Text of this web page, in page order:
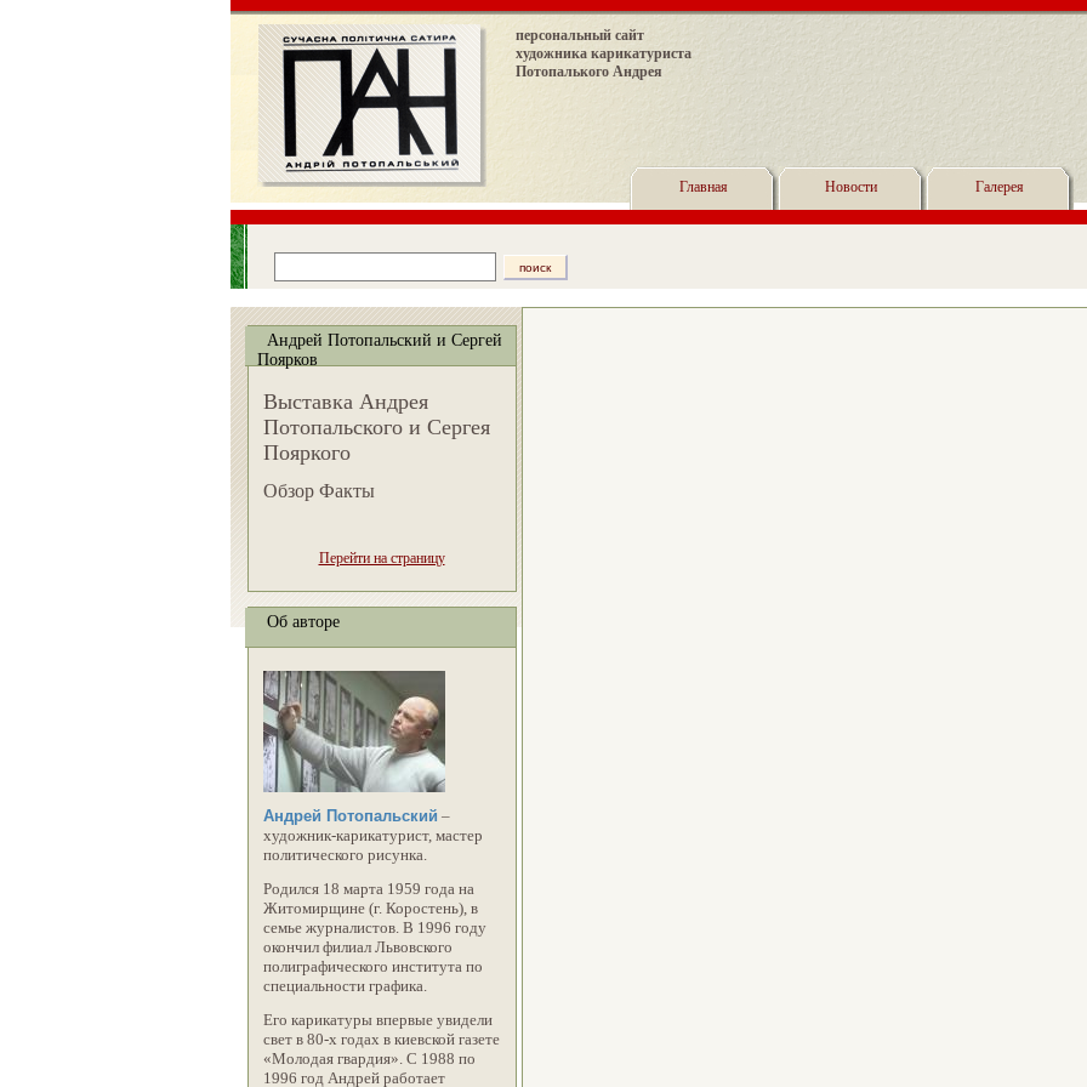
персональный сайт
художника карикатуриста
Потопалького Андрея
Главная Новости Галерея
Андрей Потопальский и Сергей
Поярков
Выставка Андрея
Потопальского и Сергея
Пояркого
Обзор Факты
Перейти на страницу
Об авторе
Андрей Потопальский –
художник-карикатурист, мастер
политического рисунка.
Родился 18 марта 1959 года на
Житомирщине (г. Коростень), в
семье журналистов. В 1996 году
окончил филиал Львовского
полиграфического института по
специальности графика.
Его карикатуры впервые увидели
свет в 80-х годах в киевской газете
«Молодая гвардия». С 1988 по
1996 год Андрей работает